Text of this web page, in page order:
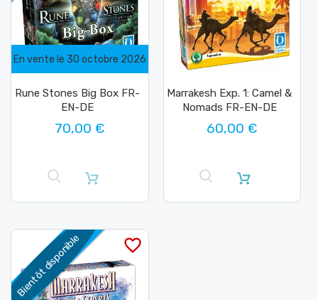
En vente le 30 octobre 2026
Rune Stones Big Box FR-
EN-DE
70,00 €
Marrakesh Exp. 1: Camel &
Nomads FR-EN-DE
60,00 €
favorite_border
Bientôt disponible